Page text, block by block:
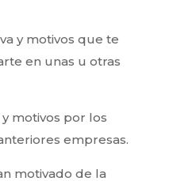
y motivos que te
en unas u otras
motivos por los
empresas.
motivado de la